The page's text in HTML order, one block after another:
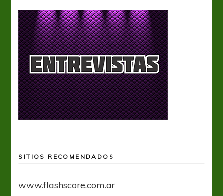
SITIOS RECOMENDADOS
www.flashscore.com.ar